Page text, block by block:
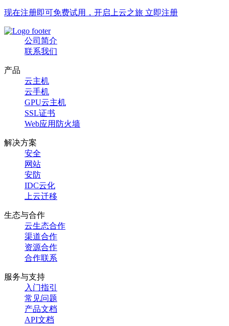
现在注册即可免费试用，开启上云之旅 立即注册
公司简介
联系我们
产品
云主机
云手机
GPU云主机
SSL证书
Web应用防火墙
解决方案
安全
网站
安防
IDC云化
上云迁移
生态与合作
云生态合作
渠道合作
资源合作
合作联系
服务与支持
入门指引
常见问题
产品文档
API文档